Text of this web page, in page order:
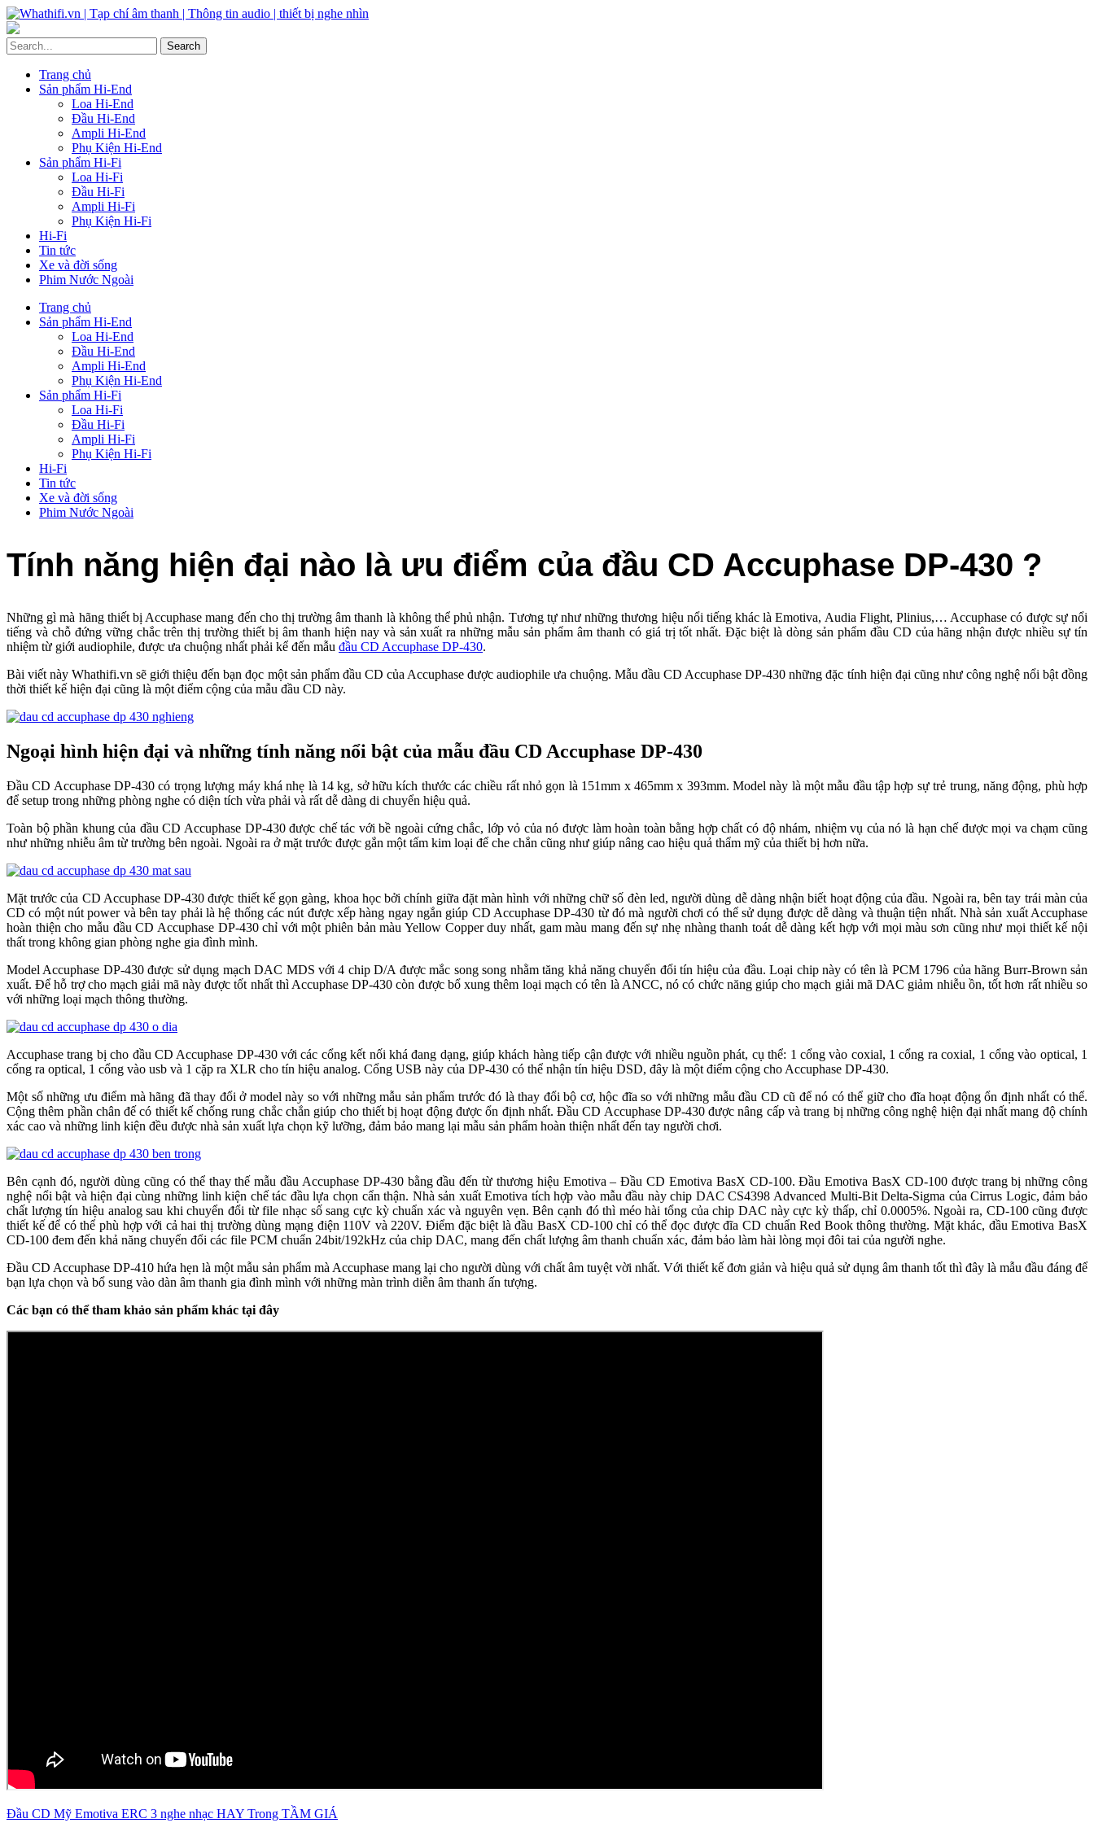
Trang chủ
Sản phẩm Hi-End
Loa Hi-End
Đầu Hi-End
Ampli Hi-End
Phụ Kiện Hi-End
Sản phẩm Hi-Fi
Loa Hi-Fi
Đầu Hi-Fi
Ampli Hi-Fi
Phụ Kiện Hi-Fi
Hi-Fi
Tin tức
Xe và đời sống
Phim Nước Ngoài
Trang chủ
Sản phẩm Hi-End
Loa Hi-End
Đầu Hi-End
Ampli Hi-End
Phụ Kiện Hi-End
Sản phẩm Hi-Fi
Loa Hi-Fi
Đầu Hi-Fi
Ampli Hi-Fi
Phụ Kiện Hi-Fi
Hi-Fi
Tin tức
Xe và đời sống
Phim Nước Ngoài
Tính năng hiện đại nào là ưu điểm của đầu CD Accuphase DP-430 ?
Những gì mà hãng thiết bị Accuphase mang đến cho thị trường âm thanh là không thể phủ nhận. Tương tự như những thương hiệu nổi tiếng khác là Emotiva, Audia Flight, Plinius,… Accuphase có được sự nổi
tiếng và chỗ đứng vững chắc trên thị trường thiết bị âm thanh hiện nay và sản xuất ra những mẫu sản phẩm âm thanh có giá trị tốt nhất. Đặc biệt là dòng sản phẩm đầu CD của hãng nhận được nhiều sự tín
nhiệm từ giới audiophile, được ưa chuộng nhất phải kể đến mẫu đầu CD Accuphase DP-430.
Bài viết này Whathifi.vn sẽ giới thiệu đến bạn đọc một sản phẩm đầu CD của Accuphase được audiophile ưa chuộng. Mẫu đầu CD Accuphase DP-430 những đặc tính hiện đại cũng như công nghệ nổi bật đồng
thời thiết kế hiện đại cũng là một điểm cộng của mẫu đầu CD này.
Ngoại hình hiện đại và những tính năng nổi bật của mẫu đầu CD Accuphase DP-430
Đầu CD Accuphase DP-430 có trọng lượng máy khá nhẹ là 14 kg, sở hữu kích thước các chiều rất nhỏ gọn là 151mm x 465mm x 393mm. Model này là một mẫu đầu tập hợp sự trẻ trung, năng động, phù hợp
để setup trong những phòng nghe có diện tích vừa phải và rất dễ dàng di chuyển hiệu quả.
Toàn bộ phần khung của đầu CD Accuphase DP-430 được chế tác với bề ngoài cứng chắc, lớp vỏ của nó được làm hoàn toàn bằng hợp chất có độ nhám, nhiệm vụ của nó là hạn chế được mọi va chạm cũng
như những nhiễu âm từ trường bên ngoài. Ngoài ra ở mặt trước được gắn một tấm kim loại để che chắn cũng như giúp nâng cao hiệu quả thẩm mỹ của thiết bị hơn nữa.
Mặt trước của CD Accuphase DP-430 được thiết kế gọn gàng, khoa học bởi chính giữa đặt màn hình với những chữ số đèn led, người dùng dễ dàng nhận biết hoạt động của đầu. Ngoài ra, bên tay trái màn của
CD có một nút power và bên tay phải là hệ thống các nút được xếp hàng ngay ngắn giúp CD Accuphase DP-430 từ đó mà người chơi có thể sử dụng được dễ dàng và thuận tiện nhất. Nhà sản xuất Accuphase
hoàn thiện cho mẫu đầu CD Accuphase DP-430 chỉ với một phiên bản màu Yellow Copper duy nhất, gam màu mang đến sự nhẹ nhàng thanh toát dễ dàng kết hợp với mọi màu sơn cũng như mọi thiết kế nội
thất trong không gian phòng nghe gia đình mình.
Model Accuphase DP-430 được sử dụng mạch DAC MDS với 4 chip D/A được mắc song song nhằm tăng khả năng chuyển đổi tín hiệu của đầu. Loại chip này có tên là PCM 1796 của hãng Burr-Brown sản
xuất. Để hỗ trợ cho mạch giải mã này được tốt nhất thì Accuphase DP-430 còn được bổ xung thêm loại mạch có tên là ANCC, nó có chức năng giúp cho mạch giải mã DAC giảm nhiễu ồn, tốt hơn rất nhiều so
với những loại mạch thông thường.
Accuphase trang bị cho đầu CD Accuphase DP-430 với các cổng kết nối khá đang dạng, giúp khách hàng tiếp cận được với nhiều nguồn phát, cụ thể: 1 cổng vào coxial, 1 cổng ra coxial, 1 cổng vào optical, 1
cổng ra optical, 1 cổng vào usb và 1 cặp ra XLR cho tín hiệu analog. Cổng USB này của DP-430 có thể nhận tín hiệu DSD, đây là một điểm cộng cho Accuphase DP-430.
Một số những ưu điểm mà hãng đã thay đổi ở model này so với những mẫu sản phẩm trước đó là thay đổi bộ cơ, hộc đĩa so với những mẫu đầu CD cũ để nó có thể giữ cho đĩa hoạt động ổn định nhất có thể.
Cộng thêm phần chân đế có thiết kế chống rung chắc chắn giúp cho thiết bị hoạt động được ổn định nhất. Đầu CD Accuphase DP-430 được nâng cấp và trang bị những công nghệ hiện đại nhất mang độ chính
xác cao và những linh kiện đều được nhà sản xuất lựa chọn kỹ lưỡng, đảm bảo mang lại mẫu sản phẩm hoàn thiện nhất đến tay người chơi.
Bên cạnh đó, người dùng cũng có thể thay thế mẫu đầu Accuphase DP-430 bằng đầu đến từ thương hiệu Emotiva – Đầu CD Emotiva BasX CD-100. Đầu Emotiva BasX CD-100 được trang bị những công
nghệ nổi bật và hiện đại cùng những linh kiện chế tác đầu lựa chọn cẩn thận. Nhà sản xuất Emotiva tích hợp vào mẫu đầu này chip DAC CS4398 Advanced Multi-Bit Delta-Sigma của Cirrus Logic, đảm bảo
chất lượng tín hiệu analog sau khi chuyển đổi từ file nhạc số sang cực kỳ chuẩn xác và nguyên vẹn. Bên cạnh đó thì méo hài tổng của chip DAC này cực kỳ thấp, chỉ 0.0005%. Ngoài ra, CD-100 cũng được
thiết kế để có thể phù hợp với cả hai thị trường dùng mạng điện 110V và 220V. Điểm đặc biệt là đầu BasX CD-100 chỉ có thể đọc được đĩa CD chuẩn Red Book thông thường. Mặt khác, đầu Emotiva BasX
CD-100 đem đến khả năng chuyển đổi các file PCM chuẩn 24bit/192kHz của chip DAC, mang đến chất lượng âm thanh chuẩn xác, đảm bảo làm hài lòng mọi đôi tai của người nghe.
Đầu CD Accuphase DP-410 hứa hẹn là một mẫu sản phẩm mà Accuphase mang lại cho người dùng với chất âm tuyệt vời nhất. Với thiết kế đơn giản và hiệu quả sử dụng âm thanh tốt thì đây là mẫu đầu đáng để
bạn lựa chọn và bổ sung vào dàn âm thanh gia đình mình với những màn trình diễn âm thanh ấn tượng.
Các bạn có thể tham khảo sản phẩm khác tại đây
Đầu CD Mỹ Emotiva ERC 3 nghe nhạc HAY Trong TẦM GIÁ